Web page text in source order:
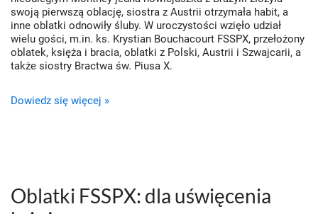
swoją pierwszą oblację, siostra z Austrii otrzymała habit, a
inne oblatki odnowiły śluby. W uroczystości wzięło udział
wielu gości, m.in. ks. Krystian Bouchacourt FSSPX, przełożony
oblatek, księża i bracia, oblatki z Polski, Austrii i Szwajcarii, a
także siostry Bractwa św. Piusa X.
Dowiedz się więcej »
Oblatki FSSPX: dla uświęcenia